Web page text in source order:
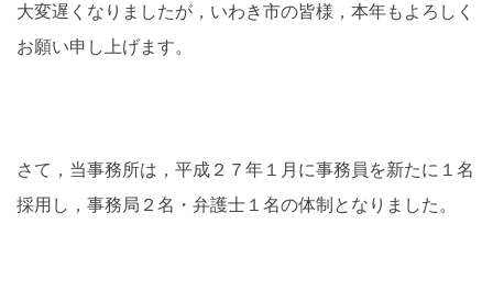
大変遅くなりましたが，いわき市の皆様，本年もよろしく
お願い申し上げます。
さて，当事務所は，平成２７年１月に事務員を新たに１名
採用し，事務局２名・弁護士１名の体制となりました。